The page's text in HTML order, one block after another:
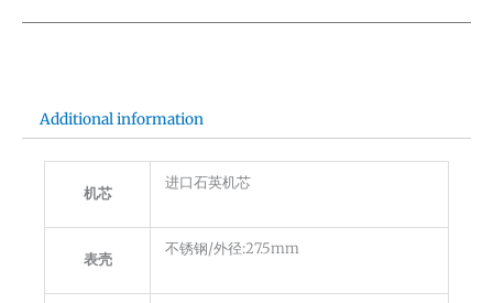
Additional information
机芯
进口石英机芯
表壳
不锈钢/外径:27.5mm